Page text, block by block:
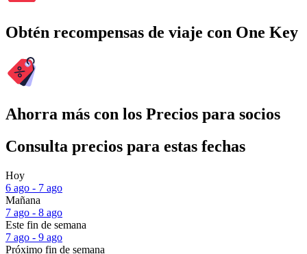
Obtén recompensas de viaje con One Key
Ahorra más con los Precios para socios
Consulta precios para estas fechas
Hoy
6 ago - 7 ago
Mañana
7 ago - 8 ago
Este fin de semana
7 ago - 9 ago
Próximo fin de semana